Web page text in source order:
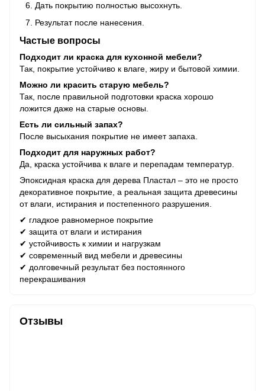
Дать покрытию полностью высохнуть.
Результат после нанесения.
Частые вопросы
Подходит ли краска для кухонной мебели?
Так, покрытие устойчиво к влаге, жиру и бытовой химии.
Можно ли красить старую мебель?
Так, после правильной подготовки краска хорошо
ложится даже на старые основы.
Есть ли сильный запах?
После высыхания покрытие не имеет запаха.
Подходит для наружных работ?
Да, краска устойчива к влаге и перепадам температур.
Эпоксидная краска для дерева Пластал – это не просто
декоративное покрытие, а реальная защита древесины
от влаги, истирания и постепенного разрушения.
✔ гладкое равномерное покрытие
✔ защита от влаги и истирания
✔ устойчивость к химии и нагрузкам
✔ современный вид мебели и древесины
✔ долговечный результат без постоянного
перекрашивания
Отзывы